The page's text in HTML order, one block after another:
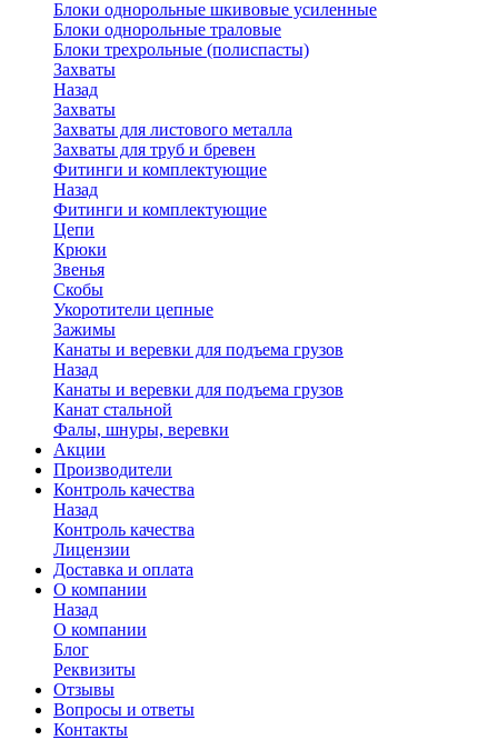
Блоки однорольные шкивовые усиленные
Блоки однорольные траловые
Блоки трехрольные (полиспасты)
Захваты
Назад
Захваты
Захваты для листового металла
Захваты для труб и бревен
Фитинги и комплектующие
Назад
Фитинги и комплектующие
Цепи
Крюки
Звенья
Скобы
Укоротители цепные
Зажимы
Канаты и веревки для подъема грузов
Назад
Канаты и веревки для подъема грузов
Канат стальной
Фалы, шнуры, веревки
Акции
Производители
Контроль качества
Назад
Контроль качества
Лицензии
Доставка и оплата
О компании
Назад
О компании
Блог
Реквизиты
Отзывы
Вопросы и ответы
Контакты